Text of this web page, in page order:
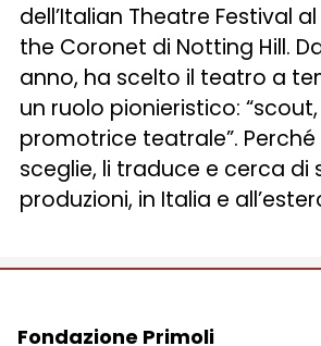
dell’Italian Theatre Festival
the Coronet di Notting Hill.
anno, ha scelto il teatro a
un ruolo pionieristico:
promotrice teatrale”. Perché
sceglie, li traduce e cerca di
produzioni, in Italia e
Fondazione Primoli